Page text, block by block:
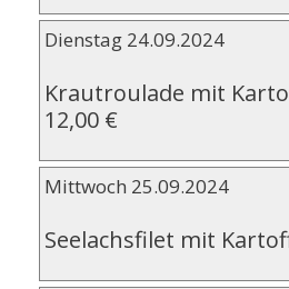
Dienstag 24.09.2024
Krautroulade mit
12,00 €
Mittwoch 25.09.2024
Seelachsfilet mit